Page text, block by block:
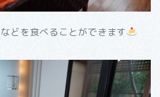
どを食べることができます